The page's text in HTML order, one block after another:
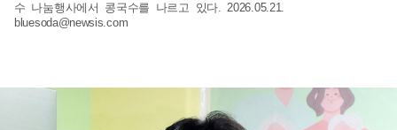
수 나눔행사에서 콩국수를 나르고 있다. 2026.05.21.
bluesoda@newsis.com